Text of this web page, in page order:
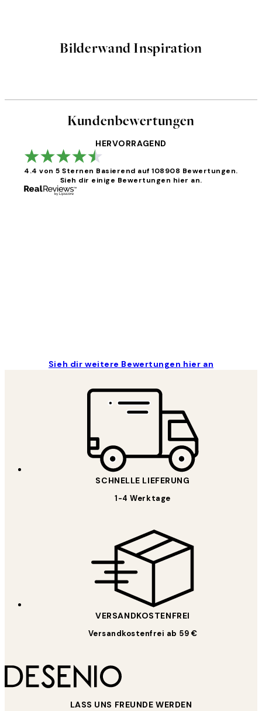
Bilderwand Inspiration
Kundenbewertungen
HERVORRAGEND
4.4 von 5 Sternen Basierend auf 108908 Bewertungen.
Sieh dir einige Bewertungen hier an.
Sieh dir weitere Bewertungen hier an
SCHNELLE LIEFERUNG
1-4 Werktage
VERSANDKOSTENFREI
Versandkostenfrei ab 59 €
LASS UNS FREUNDE WERDEN